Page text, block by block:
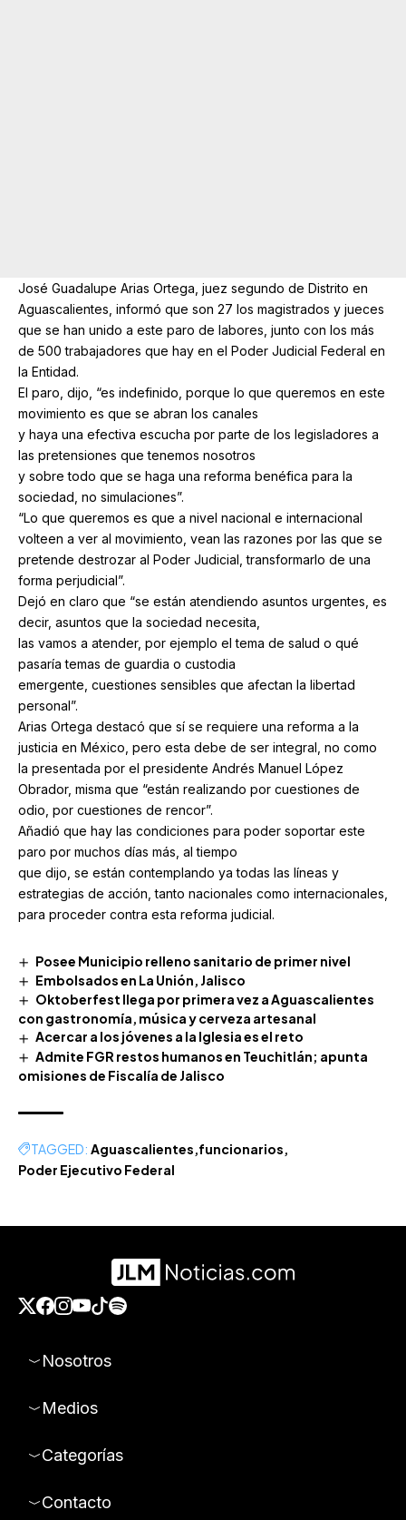
José Guadalupe Arias Ortega, juez segundo de Distrito en
Aguascalientes, informó que son 27 los magistrados y jueces
que se han unido a este paro de labores, junto con los más
de 500 trabajadores que hay en el Poder Judicial Federal en
la Entidad.
El paro, dijo, “es indefinido, porque lo que queremos en este
movimiento es que se abran los canales
y haya una efectiva escucha por parte de los legisladores a
las pretensiones que tenemos nosotros
y sobre todo que se haga una reforma benéfica para la
sociedad, no simulaciones”.
“Lo que queremos es que a nivel nacional e internacional
volteen a ver al movimiento, vean las razones por las que se
pretende destrozar al Poder Judicial, transformarlo de una
forma perjudicial”.
Dejó en claro que “se están atendiendo asuntos urgentes, es
decir, asuntos que la sociedad necesita,
las vamos a atender, por ejemplo el tema de salud o qué
pasaría temas de guardia o custodia
emergente, cuestiones sensibles que afectan la libertad
personal”.
Arias Ortega destacó que sí se requiere una reforma a la
justicia en México, pero esta debe de ser integral, no como
la presentada por el presidente Andrés Manuel López
Obrador, misma que “están realizando por cuestiones de
odio, por cuestiones de rencor”.
Añadió que hay las condiciones para poder soportar este
paro por muchos días más, al tiempo
que dijo, se están contemplando ya todas las líneas y
estrategias de acción, tanto nacionales como internacionales,
para proceder contra esta reforma judicial.
Posee Municipio relleno sanitario de primer nivel
Embolsados en La Unión, Jalisco
Oktoberfest llega por primera vez a Aguascalientes
con gastronomía, música y cerveza artesanal
Acercar a los jóvenes a la Iglesia es el reto
Admite FGR restos humanos en Teuchitlán; apunta
omisiones de Fiscalía de Jalisco
TAGGED: Aguascalientes funcionarios
Poder Ejecutivo Federal
Nosotros
Medios
Categorías
Contacto